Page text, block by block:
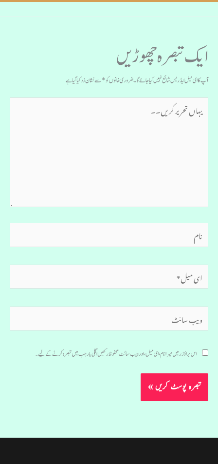
ایک تبصرہ چھوڑیں
آپ کا ای میل ایڈریس شائع نہیں کیا جائے گا۔ضروری خانوں کو*سے نشان زد کیا گیا ہے
تحریر
میل*
سائٹ
اس براؤزر میں میرا نام، ای میل، اور ویب سائٹ محفوظ رکھیں اگلی بار جب میں تبصرہ کرنے کےلیے۔